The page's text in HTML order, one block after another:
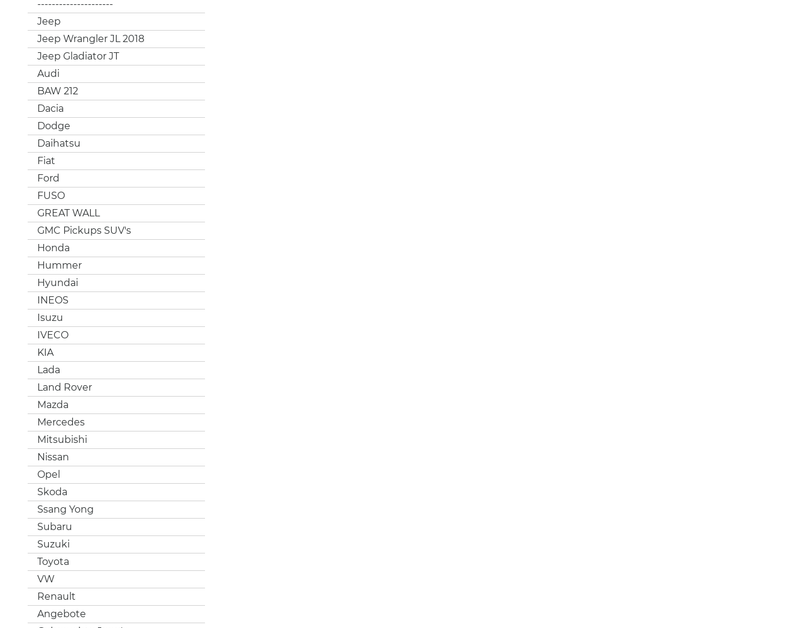
---------------------
Jeep
Jeep Wrangler JL 2018
Jeep Gladiator JT
Audi
BAW 212
Dacia
Dodge
Daihatsu
Fiat
Ford
FUSO
GREAT WALL
GMC Pickups SUV's
Honda
Hummer
Hyundai
INEOS
Isuzu
IVECO
KIA
Lada
Land Rover
Mazda
Mercedes
Mitsubishi
Nissan
Opel
Skoda
Ssang Yong
Subaru
Suzuki
Toyota
VW
Renault
Angebote